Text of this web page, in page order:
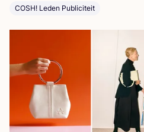
COSH! Leden Publiciteit